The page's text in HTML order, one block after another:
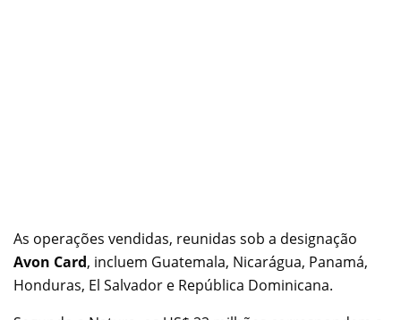
As operações vendidas, reunidas sob a designação
Avon Card, incluem Guatemala, Nicarágua, Panamá,
Honduras, El Salvador e República Dominicana.